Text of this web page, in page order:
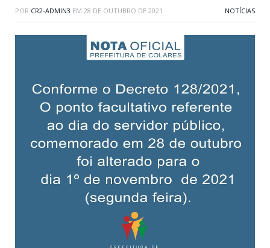
POR CR2-ADMIN3 EM 28 DE OUTUBRO DE 2021 NOTÍCIAS